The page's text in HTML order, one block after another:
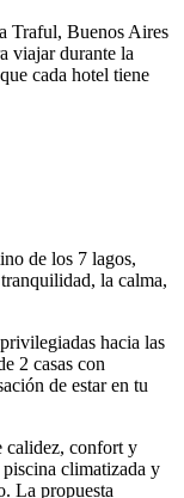
Traful, Buenos Aires
viajar durante la
cada hotel tiene
de los 7 lagos,
la calma,
hacia las
2 casas con
de estar en tu
calidez, confort y
climatizada y
La propuesta